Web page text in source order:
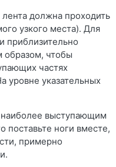
лента должна проходить
узкого места). Для
приблизительно
образом, чтобы
частях
уровне указательных
наиболее выступающим
поставьте ноги вместе,
примерно